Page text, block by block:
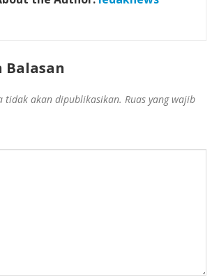
tidak akan dipublikasikan. Ruas yang wajib